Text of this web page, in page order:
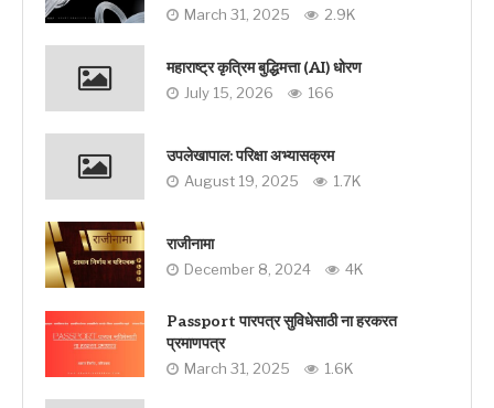
March 31, 2025 2.9K
महाराष्ट्र कृत्रिम बुद्धिमत्ता (AI) धोरण
July 15, 2026 166
उपलेखापाल: परिक्षा अभ्यासक्रम
August 19, 2025 1.7K
राजीनामा
December 8, 2024 4K
Passport पारपत्र सुविधेसाठी ना हरकरत
प्रमाणपत्र
March 31, 2025 1.6K